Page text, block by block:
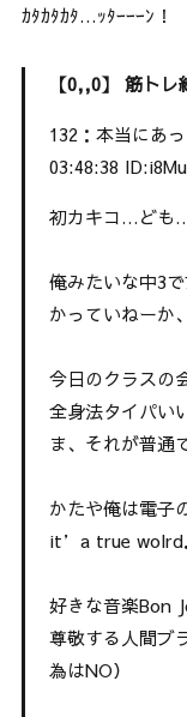
ｶﾀｶﾀｶﾀ…ｯﾀｰｰｰﾝ！
【0,,0】 筋ト
132：本当にあ
03:48:38
初カキコ…ども
俺みたいな中3
かっていねーか
今日のクラスの
全身法タイパ
ま、それが普通
かたや俺は電子
it’a true wolrd
好きな音楽Bon
尊敬する人間ブ
為はNO）